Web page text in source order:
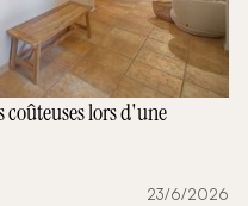
coûteuses lors d'une
23/6/2026